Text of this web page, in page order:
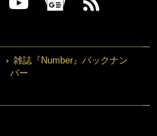
雑誌『Number』バックナン
バー